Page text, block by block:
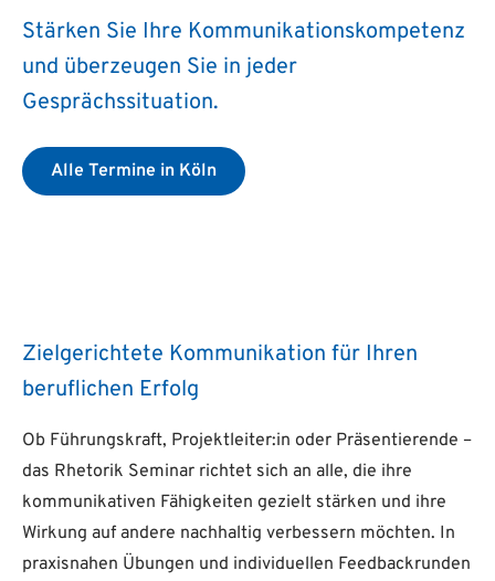
Stärken Sie Ihre Kommunikationskompetenz
und überzeugen Sie in jeder
Gesprächssituation.
Alle Termine in Köln
Zielgerichtete Kommunikation für Ihren
beruflichen Erfolg
Ob Führungskraft, Projektleiter:in oder Präsentierende –
das Rhetorik Seminar richtet sich an alle, die ihre
kommunikativen Fähigkeiten gezielt stärken und ihre
Wirkung auf andere nachhaltig verbessern möchten. In
praxisnahen Übungen und individuellen Feedbackrunden